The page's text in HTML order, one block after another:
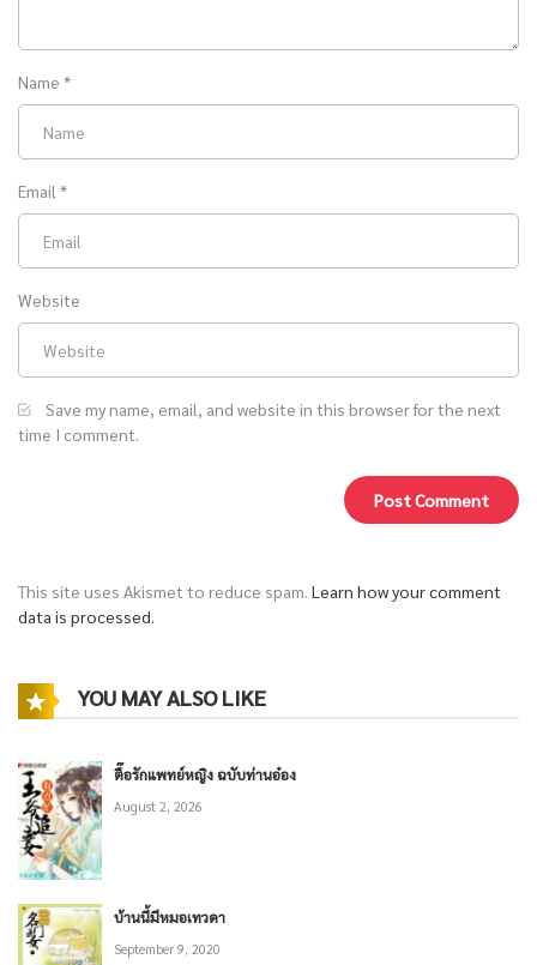
Name *
Email *
Website
Save my name, email, and website in this browser for the next
time I comment.
This site uses Akismet to reduce spam. Learn how your comment
data is processed.
YOU MAY ALSO LIKE
ตื๊อรักแพทย์หญิง ฉบับท่านอ๋อง
August 2, 2026
บ้านนี้มีหมอเทวดา
September 9, 2020